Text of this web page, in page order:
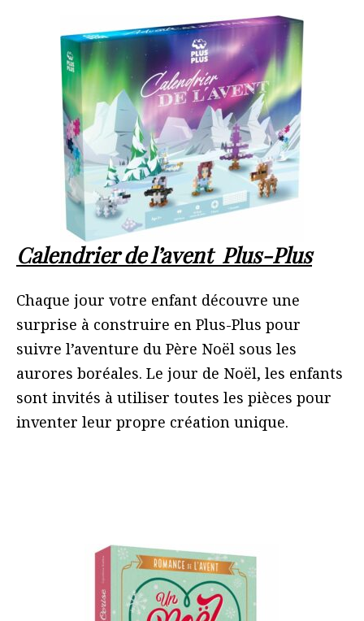
Calendrier de l’avent Plus-Plus
Chaque jour votre enfant découvre une
surprise à construire en Plus-Plus pour
suivre l’aventure du Père Noël sous les
aurores boréales. Le jour de Noël, les enfants
sont invités à utiliser toutes les pièces pour
inventer leur propre création unique.